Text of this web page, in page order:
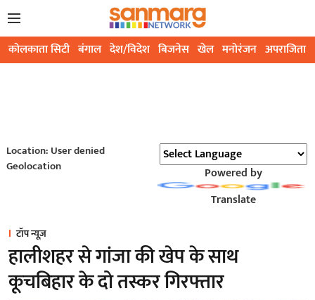
कोलकाता सिटी बंगाल देश/विदेश बिजनेस खेल मनोरंजन अपराजिता
Location: User denied
Geolocation
Powered by
Translate
टॉप न्यूज़
हालीशहर से गांजा की खेप के साथ
कूचबिहार के दो तस्कर गिरफ्तार